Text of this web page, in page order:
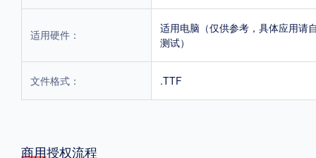
适用硬件：
适用电脑（仅供参考，具体应用请
测试）
文件格式： .TTF
商用授权流程